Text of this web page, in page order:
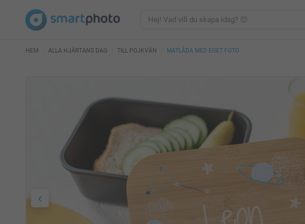
HEM ALLA HJÄRTANS DAG TILL POJKVÄN MATLÅDA MED EGET FOTO